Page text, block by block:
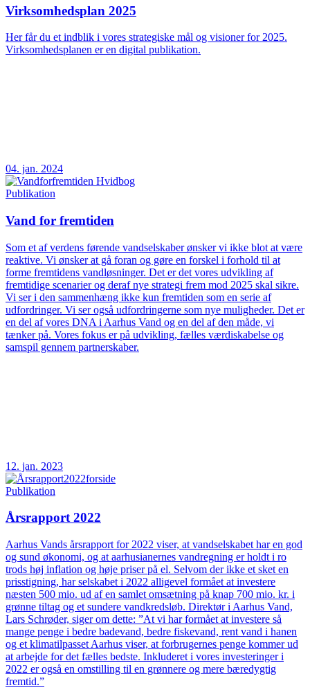
Virksomhedsplan 2025
Her får du et indblik i vores strategiske mål og visioner for 2025.
Virksomhedsplanen er en digital publikation.
04. jan. 2024
Publikation
Vand for fremtiden
Som et af verdens førende vandselskaber ønsker vi ikke blot at være
reaktive. Vi ønsker at gå foran og gøre en forskel i forhold til at
forme fremtidens vandløsninger. Det er det vores udvikling af
fremtidige scenarier og deraf nye strategi frem mod 2025 skal sikre.
Vi ser i den sammenhæng ikke kun fremtiden som en serie af
udfordringer. Vi ser også udfordringerne som nye muligheder. Det er
en del af vores DNA i Aarhus Vand og en del af den måde, vi
tænker på. Vores fokus er på udvikling, fælles værdiskabelse og
samspil gennem partnerskaber.
12. jan. 2023
Publikation
Årsrapport 2022
Aarhus Vands årsrapport for 2022 viser, at vandselskabet har en god
og sund økonomi, og at aarhusianernes vandregning er holdt i ro
trods høj inflation og høje priser på el. Selvom der ikke et sket en
prisstigning, har selskabet i 2022 alligevel formået at investere
næsten 500 mio. ud af en samlet omsætning på knap 700 mio. kr. i
grønne tiltag og et sundere vandkredsløb. Direktør i Aarhus Vand,
Lars Schrøder, siger om dette: ”At vi har formået at investere så
mange penge i bedre badevand, bedre fiskevand, rent vand i hanen
og et klimatilpasset Aarhus viser, at forbrugernes penge kommer ud
at arbejde for det fælles bedste. Inkluderet i vores investeringer i
2022 er også en omstilling til en grønnere og mere bæredygtig
fremtid.”